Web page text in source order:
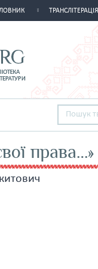
ТРАНСЛІТЕРАЦІЯ
права…»